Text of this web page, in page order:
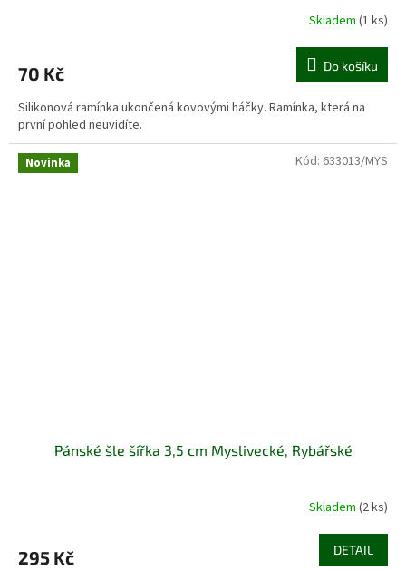
Skladem (1 ks)
70 Kč Do košíku
Silikonová ramínka ukončená kovovými háčky. Ramínka, která na
první pohled neuvidíte.
Novinka
Pánské šle šířka 3,5 cm Myslivecké, Rybářské
Skladem (2 ks)
295 Kč DETAIL
Kód: 633013/MYS